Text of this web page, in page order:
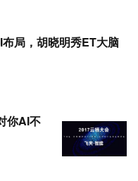
布局，胡晓明秀ET大脑
你AI不